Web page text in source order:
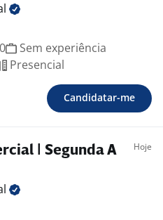
Sem experiência
Presencial
Candidatar-me
| Segunda A
Hoje